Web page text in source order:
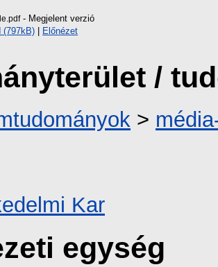
- Megjelent verzió
(797kB) | Előnézet
/
>
Kar
egység